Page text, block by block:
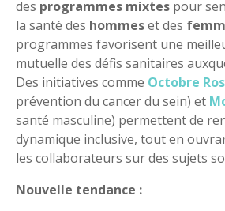
des programmes mixtes pour
la santé des hommeset des
programmes favorisent une
mutuelle des défis sanitaires
Des initiatives comme Octobre
prévention du cancer du sein) et
santé masculine) permettent de
dynamique inclusive, tout en
les collaborateurs sur des sujets
Nouvelle tendance :